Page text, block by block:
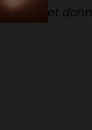
et